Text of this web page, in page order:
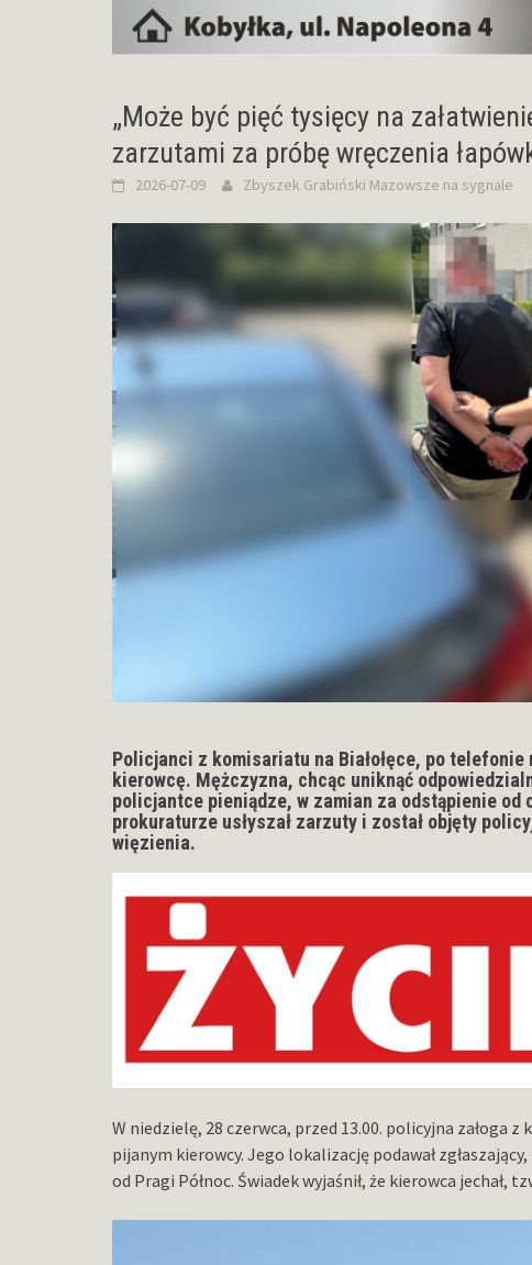
„Może być pięć tysięcy na
zarzutami za próbę wręczenia
2026-07-09 Zbyszek Grabiński Mazowsze na sygnale
Policjanci z komisariatu na Białołęce, po
kierowcę. Mężczyzna, chcąc uniknąć
policjantce pieniądze, w zamian za odstąpienie od
prokuraturze usłyszał zarzuty i został objęty
więzienia.
W niedzielę, 28 czerwca, przed 13.00. policyjna załoga
pijanym kierowcy. Jego lokalizację podawał
od Pragi Północ. Świadek wyjaśnił, że kierowca jechał,